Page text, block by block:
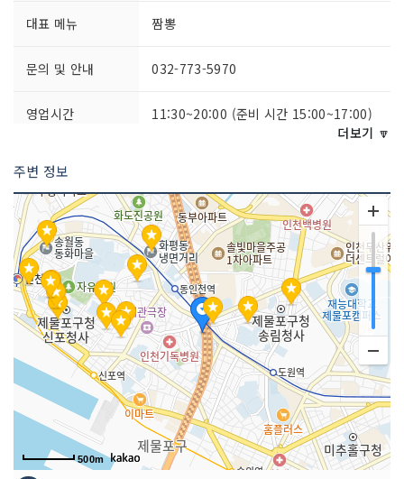
대표 메뉴 짬뽕
문의 및 안내 032-773-5970
영업시간 11:30~20:00 (준비 시간 15:00~17:00)
주차시설 가능
쉬는날 매주 월요일
취급 메뉴 짜장면 / 탕수육 / 팔보채 등
인허가번호 19720190003
더보기 🔽
주변 정보
500m